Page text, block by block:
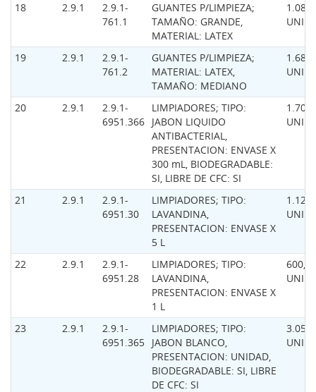
18 2.9.1
2.9.1-
761.1
GUANTES P/LIMPIEZA;
TAMAÑO: GRANDE,
MATERIAL: LATEX
19 2.9.1
2.9.1-
761.2
GUANTES P/LIMPIEZA;
MATERIAL: LATEX,
TAMAÑO: MEDIANO
20 2.9.1
2.9.1-
6951.366
LIMPIADORES; TIPO:
JABON LIQUIDO
ANTIBACTERIAL,
PRESENTACION: ENVASE X
300 mL, BIODEGRADABLE:
SI, LIBRE DE CFC: SI
21 2.9.1
2.9.1-
6951.30
LIMPIADORES; TIPO:
LAVANDINA,
PRESENTACION: ENVASE X
5 L
22 2.9.1
2.9.1-
6951.28
LIMPIADORES; TIPO:
LAVANDINA,
PRESENTACION: ENVASE X
1 L
600,00
23 2.9.1
2.9.1-
6951.365
LIMPIADORES; TIPO:
JABON BLANCO,
PRESENTACION: UNIDAD,
BIODEGRADABLE: SI, LIBRE
DE CFC: SI